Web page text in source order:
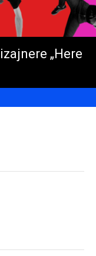
„Here